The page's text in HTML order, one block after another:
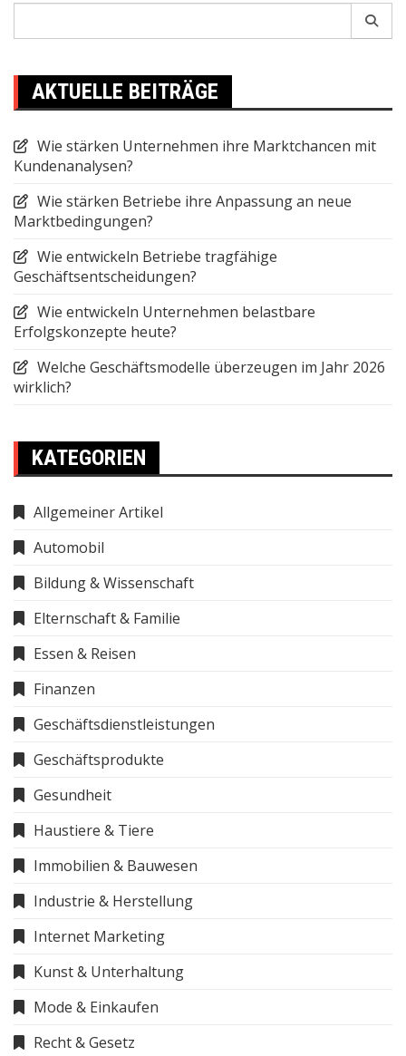
AKTUELLE BEITRÄGE
Wie stärken Unternehmen ihre Marktchancen mit
Kundenanalysen?
Wie stärken Betriebe ihre Anpassung an neue
Marktbedingungen?
Wie entwickeln Betriebe tragfähige
Geschäftsentscheidungen?
Wie entwickeln Unternehmen belastbare
Erfolgskonzepte heute?
Welche Geschäftsmodelle überzeugen im Jahr 2026
wirklich?
KATEGORIEN
Allgemeiner Artikel
Automobil
Bildung & Wissenschaft
Elternschaft & Familie
Essen & Reisen
Finanzen
Geschäftsdienstleistungen
Geschäftsprodukte
Gesundheit
Haustiere & Tiere
Immobilien & Bauwesen
Industrie & Herstellung
Internet Marketing
Kunst & Unterhaltung
Mode & Einkaufen
Recht & Gesetz